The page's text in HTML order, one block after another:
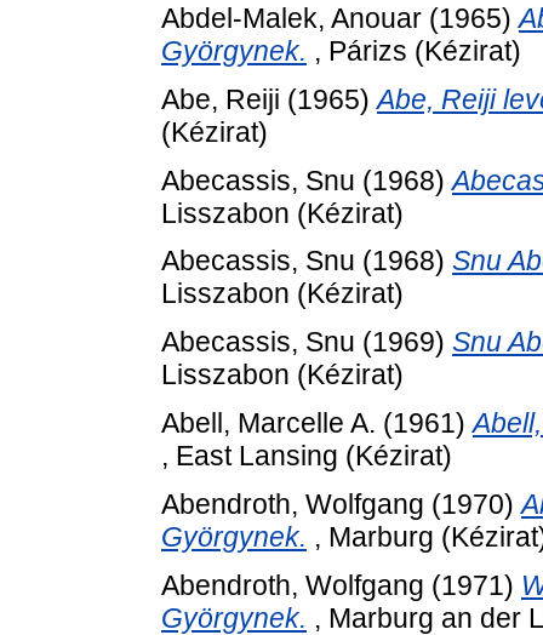
Abdel-Malek, Anouar (1965)
Györgynek. , Párizs (Kézirat)
Abe, Reiji (1965)Abe, Reiji
(Kézirat)
Abecassis, Snu (1968)
Lisszabon (Kézirat)
Abecassis, Snu (1968) Snu
Lisszabon (Kézirat)
Abecassis, Snu (1969) Snu
Lisszabon (Kézirat)
Abell, Marcelle A. (1961)
, East Lansing (Kézirat)
Abendroth, Wolfgang (1970)
Györgynek. , Marburg
Abendroth, Wolfgang (1971)
Györgynek. , Marburg an der